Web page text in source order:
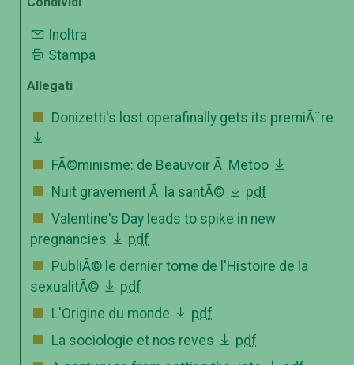
Inoltra
Stampa
Allegati
Donizetti's lost operafinally gets its premiÃ¨re
FÃ©minisme: de Beauvoir Ã Metoo
Nuit gravement Ã la santÃ©
pdf
Valentine's Day leads to spike in new
pregnancies
pdf
PubliÃ© le dernier tome de l'Histoire de la
sexualitÃ©
pdf
L'Origine du monde
pdf
La sociologie et nos reves
pdf